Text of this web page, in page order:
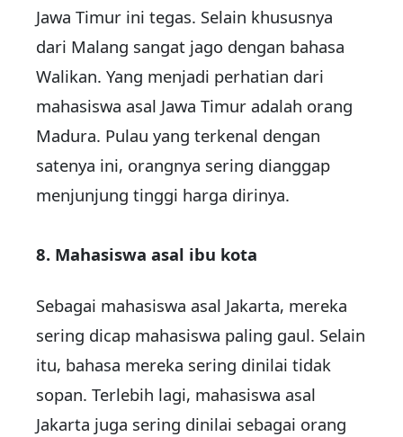
Jawa Timur ini tegas. Selain khususnya
dari Malang sangat jago dengan bahasa
Walikan. Yang menjadi perhatian dari
mahasiswa asal Jawa Timur adalah orang
Madura. Pulau yang terkenal dengan
satenya ini, orangnya sering dianggap
menjunjung tinggi harga dirinya.
8. Mahasiswa asal ibu kota
Sebagai mahasiswa asal Jakarta, mereka
sering dicap mahasiswa paling gaul. Selain
itu, bahasa mereka sering dinilai tidak
sopan. Terlebih lagi, mahasiswa asal
Jakarta juga sering dinilai sebagai orang